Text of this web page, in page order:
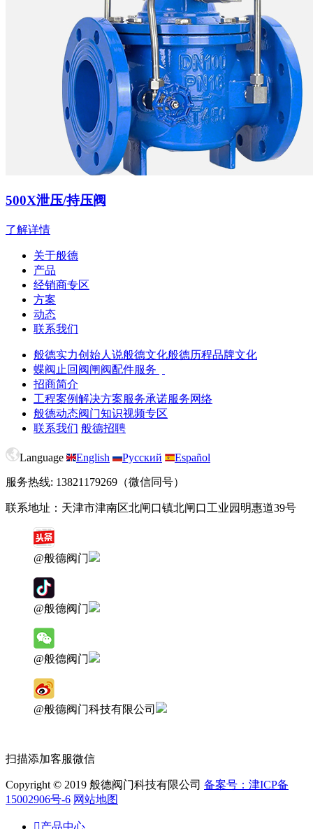
500X泄压/持压阀
了解详情
关于般德
产品
经销商专区
方案
动态
联系我们
般德实力创始人说般德文化般德历程品牌文化
蝶阀 止回阀闸阀配件服务
招商简介
工程案例解决方案服务承诺服务网络
般德动态阀门知识视频专区
联系我们 般德招聘
Language English Русский Español
服务热线: 13821179269（微信同号）
联系地址：天津市津南区北闸口镇北闸口工业园明惠道39号
@般德阀门
@般德阀门
@般德阀门
@般德阀门科技有限公司
扫描添加客服微信
Copyright © 2019 般德阀门科技有限公司 备案号：津ICP备
15002906号-6 网站地图
产品中心